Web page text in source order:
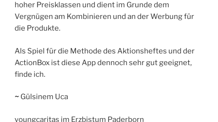
hoher Preisklassen und dient im Grunde dem
Vergnügen am Kombinieren und an der Werbung für
die Produkte.
Als Spiel für die Methode des Aktionsheftes und der
ActionBox ist diese App dennoch sehr gut geeignet,
finde ich.
~ Gülsinem Uca
youngcaritas im Erzbistum Paderborn